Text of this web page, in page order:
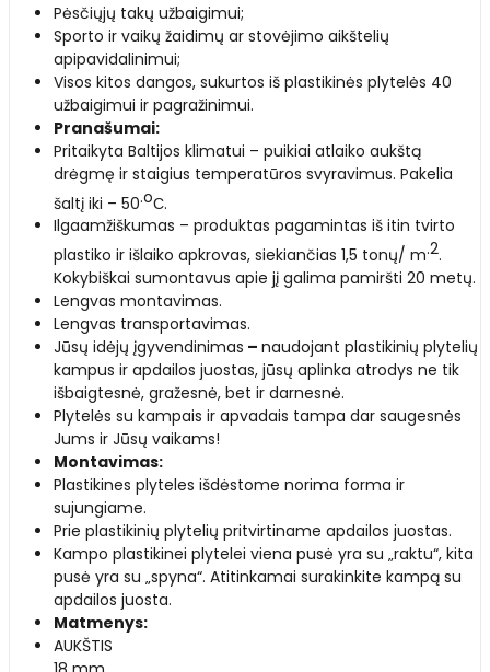
Pėsčiųjų takų užbaigimui;
Sporto ir vaikų žaidimų ar stovėjimo aikštelių
apipavidalinimui;
Visos kitos dangos, sukurtos iš plastikinės plytelės 40
užbaigimui ir pagražinimui.
Pranašumai:
Pritaikyta Baltijos klimatui – puikiai atlaiko aukštą
drėgmę ir staigius temperatūros svyravimus. Pakelia
šaltį iki – 50 oС.
Ilgaamžiškumas – produktas pagamintas iš itin tvirto
plastiko ir išlaiko apkrovas, siekiančias 1,5 tonų/ m 2.
Kokybiškai sumontavus apie jį galima pamiršti 20 metų.
Lengvas montavimas.
Lengvas transportavimas.
Jūsų idėjų įgyvendinimas – naudojant plastikinių plytelių
kampus ir apdailos juostas, jūsų aplinka atrodys ne tik
išbaigtesnė, gražesnė, bet ir darnesnė.
Plytelės su kampais ir apvadais tampa dar saugesnės
Jums ir Jūsų vaikams!
Montavimas:
Plastikines plyteles išdėstome norima forma ir
sujungiame.
Prie plastikinių plytelių pritvirtiname apdailos juostas.
Kampo plastikinei plytelei viena pusė yra su „raktu“, kita
pusė yra su „spyna“. Atitinkamai surakinkite kampą su
apdailos juosta.
Matmenys:
AUKŠTIS